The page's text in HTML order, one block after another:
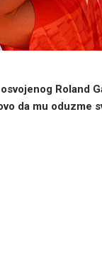
Roland
da mu oduzme